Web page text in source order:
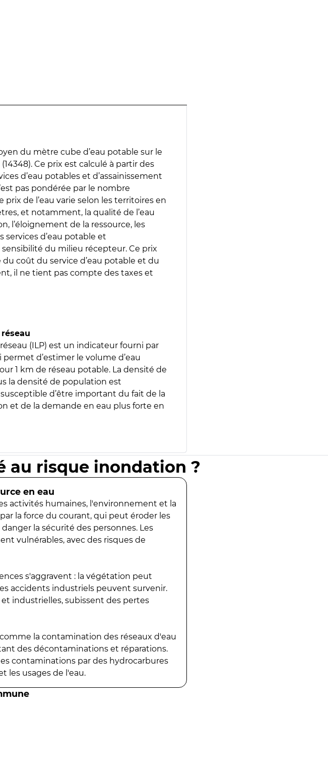
du mètre cube d’eau potable sur le
Ce prix est calculé à partir des
d’eau potables et d’assainissement
pas pondérée par le nombre
prix de l’eau varie selon les territoires en
et notamment, la qualité de l’eau
l’éloignement de la ressource, les
d’eau potable et
sensibilité du milieu récepteur. Ce prix
coût du service d’eau potable et du
il ne tient pas compte des taxes et
(ILP) est un indicateur fourni par
permet d’estimer le volume d’eau
1 km de réseau potable. La densité de
la densité de population est
d’être important du fait de la
et de la demande en eau plus forte en
au risque inondation ?
en eau
activités humaines, l'environnement et la
la force du courant, qui peut éroder les
la sécurité des personnes. Les
vulnérables, avec des risques de
s'aggravent : la végétation peut
accidents industriels peuvent survenir.
industrielles, subissent des pertes
la contamination des réseaux d'eau
des décontaminations et réparations.
contaminations par des hydrocarbures
les usages de l'eau.